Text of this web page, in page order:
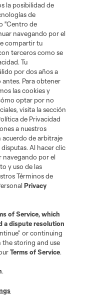
No vender mi información
League Soccer y MLS son
Los nombres y logos
son marcas bajo ley común
la posibilidad de
de
"Centro de
navegando por el
compartir tu
terceros como se
Tu
por dos años a
Para obtener
las cookies y
optar por no
visita la sección
de Privacidad
a nuestros
acuerdo de arbitraje
Al hacer clic
navegando por el
y uso de las
Términos de
Privacy
of Service, which
a dispute resolution
or continuing
storing and use
Terms of Service.
.